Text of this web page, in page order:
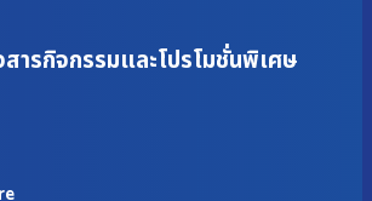
ารกิจกรรมและโปรโมชั่นพิเศษ